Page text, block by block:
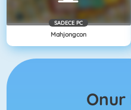
SADECE PC
Mahjongcon
Onur